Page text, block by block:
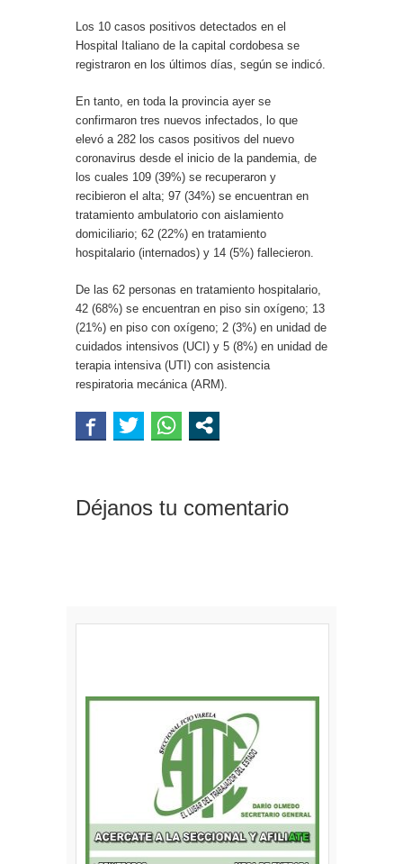
Los 10 casos positivos detectados en el
Hospital Italiano de la capital cordobesa se
registraron en los últimos días, según se indicó.
En tanto, en toda la provincia ayer se
confirmaron tres nuevos infectados, lo que
elevó a 282 los casos positivos del nuevo
coronavirus desde el inicio de la pandemia, de
los cuales 109 (39%) se recuperaron y
recibieron el alta; 97 (34%) se encuentran en
tratamiento ambulatorio con aislamiento
domiciliario; 62 (22%) en tratamiento
hospitalario (internados) y 14 (5%) fallecieron.
De las 62 personas en tratamiento hospitalario,
42 (68%) se encuentran en piso sin oxígeno; 13
(21%) en piso con oxígeno; 2 (3%) en unidad de
cuidados intensivos (UCI) y 5 (8%) en unidad de
terapia intensiva (UTI) con asistencia
respiratoria mecánica (ARM).
Déjanos tu comentario